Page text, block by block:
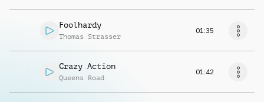
Foolhardy
Thomas Strasser
01:35
Crazy Action
Queens Road
01:42